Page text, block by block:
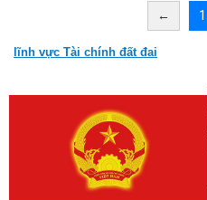
← 1
lĩnh vực Tài chính đất đai